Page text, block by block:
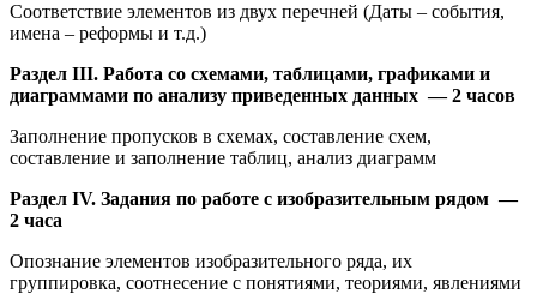
Соответствие элементов из двух перечней (Даты – события,
имена – реформы и т.д.)
Раздел III. Работа со схемами, таблицами, графиками и
диаграммами по анализу приведенных данных — 2 часов
Заполнение пропусков в схемах, составление схем,
составление и заполнение таблиц, анализ диаграмм
Раздел IV. Задания по работе с изобразительным рядом —
2 часа
Опознание элементов изобразительного ряда, их
группировка, соотнесение с понятиями, теориями, явлениями